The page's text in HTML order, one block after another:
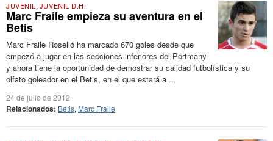
JUVENIL , JUVENIL D.H.
Marc Fraile empieza su aventura en el
Betis
Marc Fraile Roselló ha marcado 670 goles desde que
empezó a jugar en las secciones inferiores del Portmany
y ahora tiene la oportunidad de demostrar su calidad futbolística y su
olfato goleador en el Betis, en el que estará a ...
24 de julio de 2012
Relacionados: Betis, Marc Fraile